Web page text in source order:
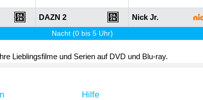
DAZN 2 Nick Jr.
Nacht (0 bis 5 Uhr)
Lieblingsfilme und Serien auf DVD und Blu-ray.
Hilfe